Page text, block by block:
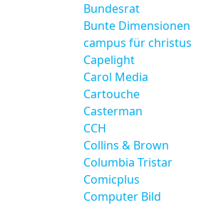
Bundesrat
Bunte Dimensionen
campus für christus
Capelight
Carol Media
Cartouche
Casterman
CCH
Collins & Brown
Columbia Tristar
Comicplus
Computer Bild